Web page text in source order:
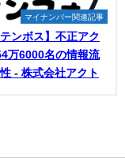
マイナンバー関連記事
テンボス】不正アク
万6000名の情報流
- 株式会社アクト